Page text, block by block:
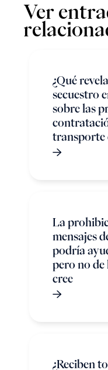
Ver
¿Qué
secuestro
sobre las
transporte
La
mensajes
podría
pero no de
cree
¿Reciben